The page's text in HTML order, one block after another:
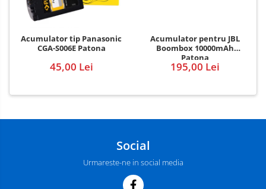
Acumulator tip Panasonic
CGA-S006E Patona
45,00 Lei
Acumulator pentru JBL
Boombox 10000mAh
Patona
195,00 Lei
Social
Urmareste-ne in social media